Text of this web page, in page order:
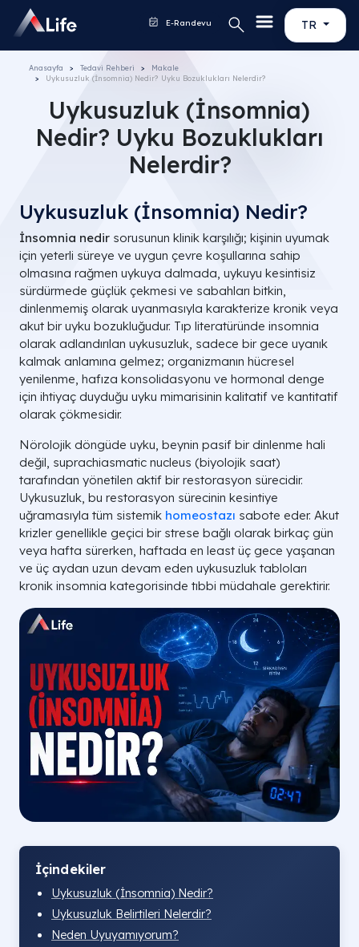
TR
E-Randevu
Anasayfa Tedavi Rehberi
Makale
Uykusuzluk (İnsomnia) Nedir? Uyku Bozuklukları Nelerdir?
Uykusuzluk (İnsomnia)
Nedir? Uyku Bozuklukları
Nelerdir?
Uykusuzluk (İnsomnia) Nedir?
İnsomnia nedir sorusunun klinik karşılığı; kişinin uyumak
için yeterli süreye ve uygun çevre koşullarına sahip
olmasına rağmen uykuya dalmada, uykuyu kesintisiz
sürdürmede güçlük çekmesi ve sabahları bitkin,
dinlenmemiş olarak uyanmasıyla karakterize kronik veya
akut bir uyku bozukluğudur. Tıp literatüründe insomnia
olarak adlandırılan uykusuzluk, sadece bir gece uyanık
kalmak anlamına gelmez; organizmanın hücresel
yenilenme, hafıza konsolidasyonu ve hormonal denge
için ihtiyaç duyduğu uyku mimarisinin kalitatif ve kantitatif
olarak çökmesidir.
Nörolojik döngüde uyku, beynin pasif bir dinlenme hali
değil, suprachiasmatic nucleus (biyolojik saat)
tarafından yönetilen aktif bir restorasyon sürecidir.
Uykusuzluk, bu restorasyon sürecinin kesintiye
uğramasıyla tüm sistemik homeostazı sabote eder. Akut
krizler genellikle geçici bir strese bağlı olarak birkaç gün
veya hafta sürerken, haftada en least üç gece yaşanan
ve üç aydan uzun devam eden uykusuzluk tabloları
kronik insomnia kategorisinde tıbbi müdahale gerektirir.
İçindekiler
Uykusuzluk (İnsomnia) Nedir?
Uykusuzluk Belirtileri Nelerdir?
Neden Uyuyamıyorum?